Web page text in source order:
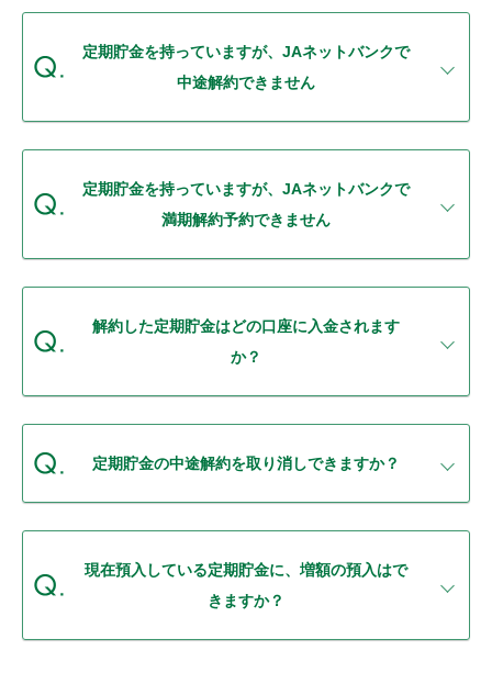
困った時は定期貯金を持っていますが、JAネットバンクで
中途解約できません
定期貯金を持っていますが、JAネットバンクで
満期解約予約できません
解約した定期貯金はどの口座に入金されます
か？
定期貯金の中途解約を取り消しできますか？
現在預入している定期貯金に、増額の預入はで
きますか？